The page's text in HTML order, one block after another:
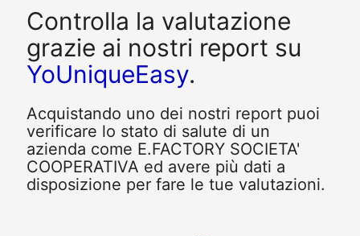
Controlla la valutazione
grazie ai nostri report su
YoUniqueEasy.
Acquistando uno dei nostri report puoi
verificare lo stato di salute di un
azienda come E.FACTORY SOCIETA'
COOPERATIVA ed avere più dati a
disposizione per fare le tue valutazioni.